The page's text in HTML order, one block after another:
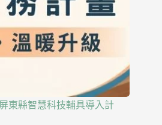
東縣智慧科技輔具導入計